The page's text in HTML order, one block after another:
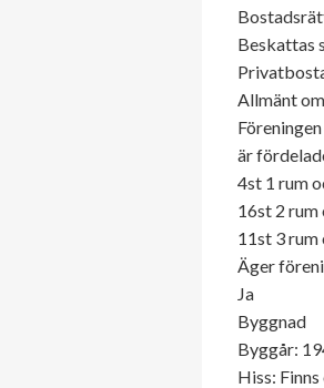
Beskattas
Allmänt
är
4st 1 rum
16st 2 rum
11st 3 rum
Äger
Ja
Byggnad
Byggår:
Hiss: Finns